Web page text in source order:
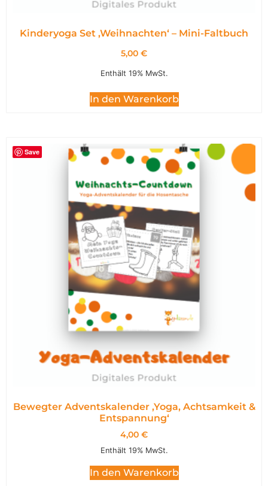
Kinderyoga Set ,Weihnachten‘ – Mini-Faltbuch
5,00 €
Enthält 19% MwSt.
In den Warenkorb
Save
Bewegter Adventskalender ,Yoga, Achtsamkeit &
Entspannung‘
4,00 €
Enthält 19% MwSt.
In den Warenkorb